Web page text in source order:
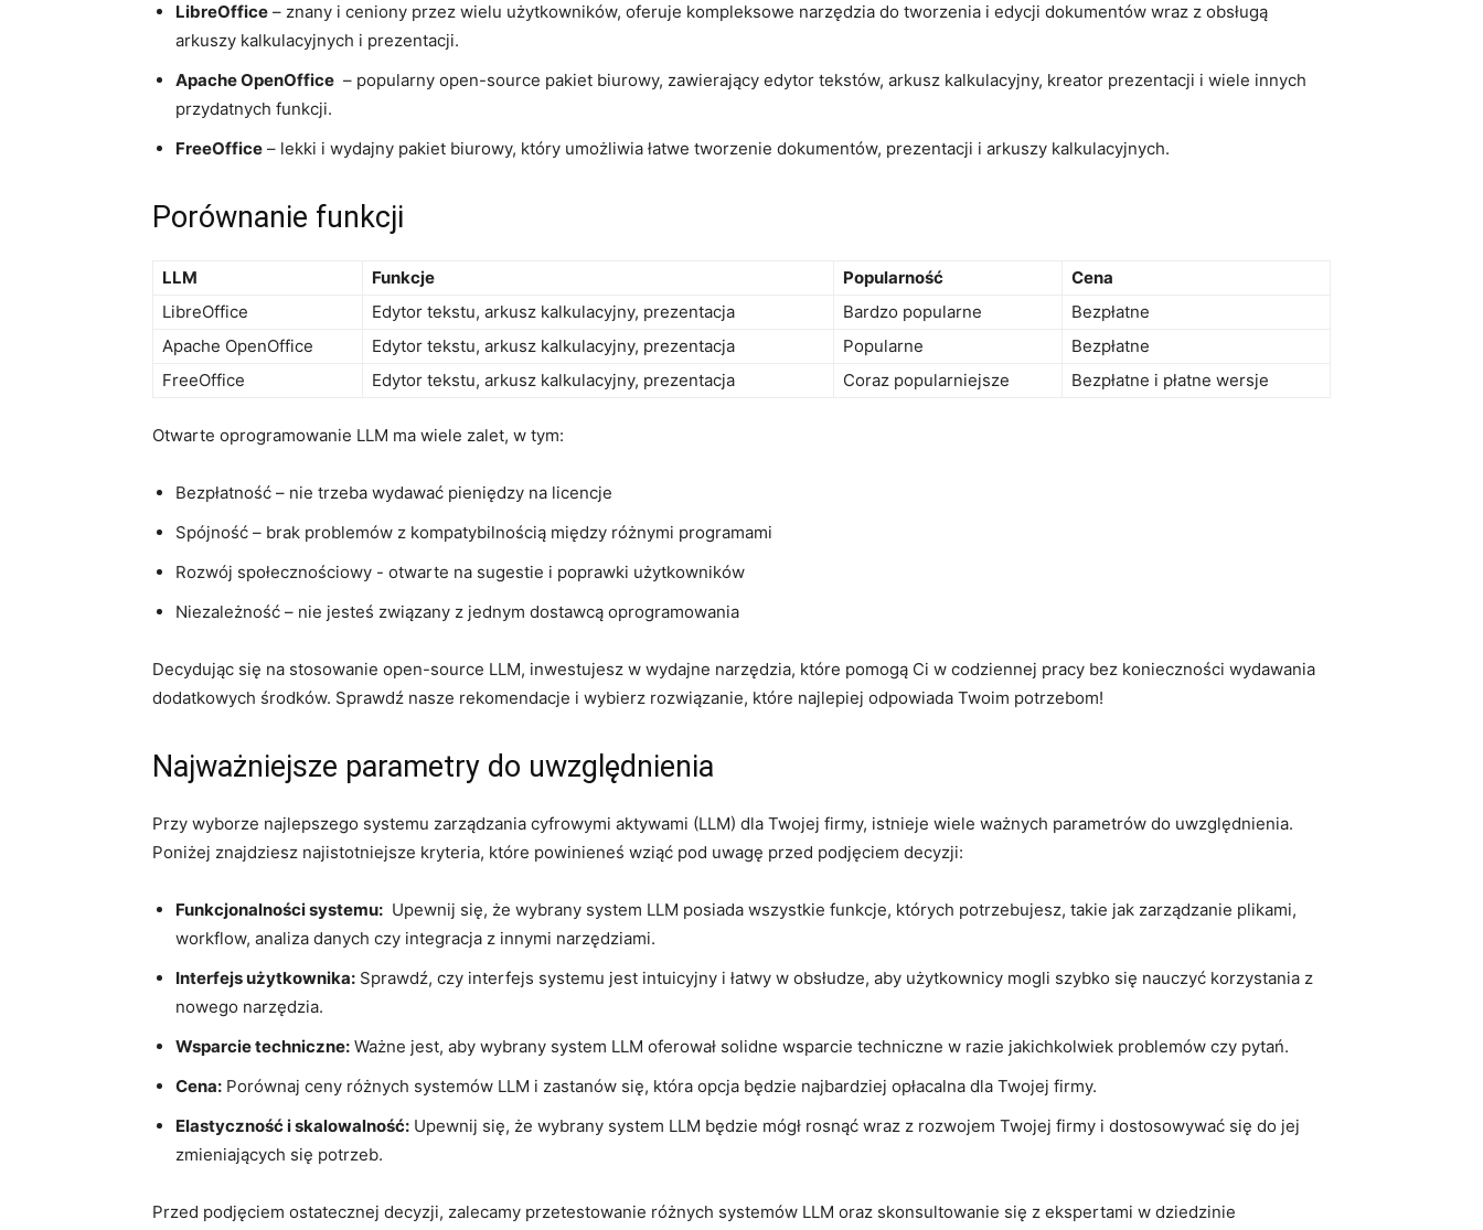
LibreOffice – znany i ceniony przez ⁤wielu ⁤użytkowników, oferuje⁢ kompleksowe narzędzia do tworzenia i edycji dokumentów wraz​ z obsługą
⁣arkuszy kalkulacyjnych ‍i prezentacji.
Apache ⁢OpenOffice ⁢ – ‌popularny open-source ‌pakiet biurowy, zawierający ⁤edytor tekstów,⁣ arkusz ⁢kalkulacyjny, kreator prezentacji i wiele innych⁤
przydatnych funkcji.
FreeOffice – ⁣lekki i wydajny⁤ pakiet biurowy,​ który umożliwia łatwe tworzenie dokumentów, prezentacji i arkuszy ⁣kalkulacyjnych.
Porównanie funkcji
LLM Funkcje Popularność
Cena
LibreOffice
Edytor tekstu,⁣ arkusz kalkulacyjny, ‍prezentacja Bardzo popularne
Bezpłatne
Apache OpenOffice
Edytor tekstu, arkusz kalkulacyjny, prezentacja Popularne
Bezpłatne
FreeOffice
Edytor tekstu, arkusz kalkulacyjny, prezentacja Coraz popularniejsze Bezpłatne i płatne​ wersje
Otwarte oprogramowanie LLM ma⁣ wiele zalet, ⁢w tym:
Bezpłatność – nie trzeba wydawać pieniędzy ⁤na licencje
Spójność – brak‌ problemów z ⁣kompatybilnością między różnymi ‌programami
Rozwój społecznościowy ​- otwarte na ​sugestie i ⁤poprawki użytkowników
Niezależność – nie jesteś związany ​z jednym dostawcą oprogramowania
Decydując się na⁤ stosowanie open-source LLM, inwestujesz ​w wydajne ⁤narzędzia, ⁣które‌ pomogą Ci w codziennej pracy bez ⁣konieczności wydawania
dodatkowych⁣ środków. Sprawdź nasze rekomendacje i wybierz rozwiązanie,​ które najlepiej odpowiada Twoim potrzebom!
Najważniejsze ⁣parametry do uwzględnienia
Przy wyborze najlepszego systemu zarządzania cyfrowymi aktywami (LLM) dla⁢ Twojej firmy, istnieje wiele ważnych parametrów do uwzględnienia.
Poniżej znajdziesz najistotniejsze kryteria, które powinieneś wziąć pod uwagę przed podjęciem decyzji:
Funkcjonalności systemu: ⁤ Upewnij‌ się, że wybrany system LLM‍ posiada wszystkie funkcje,​ których potrzebujesz, takie jak ‌zarządzanie plikami,
⁤workflow, ⁣analiza danych ⁢czy⁣ integracja⁤ z innymi‍ narzędziami.
Interfejs użytkownika: Sprawdź, czy interfejs systemu jest intuicyjny i łatwy w obsłudze, aby użytkownicy mogli szybko się ‌nauczyć korzystania⁣ z
nowego ​narzędzia.
Wsparcie techniczne: Ważne jest, ⁣aby wybrany system LLM oferował⁣ solidne wsparcie techniczne w razie jakichkolwiek problemów czy pytań.
Cena: Porównaj‌ ceny ‌różnych systemów LLM i zastanów się, która opcja będzie najbardziej opłacalna dla ​Twojej ⁣firmy.
Elastyczność i skalowalność: Upewnij się, że ‌wybrany system LLM będzie mógł rosnąć wraz z rozwojem Twojej firmy i dostosowywać ​się do jej
zmieniających się potrzeb.
Przed​ podjęciem ostatecznej decyzji, zalecamy⁤ przetestowanie różnych systemów LLM ‍oraz skonsultowanie się⁢ z ‍ekspertami w dziedzinie